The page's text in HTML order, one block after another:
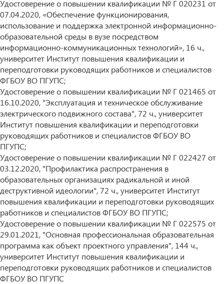
Удостоверение о повышении квалификации № Г 020231 от
07.04.2020, «Обеспечение функционирования,
использование и поддержка электронной информационно-
образовательной среды в вузе посредством
информационно-коммуникационных технологий», 16 ч.,
университет Институт повышения квалификации и
переподготовки руководящих работников и специалистов
ФГБОУ ВО ПГУПС;
Удостоверение о повышении квалификации № Г 021465 от
16.10.2020, "Эксплуатация и техническое обслуживание
электрического подвижного состава", 72 ч., университет
Институт повышения квалификации и переподготовки
руководящих работников и специалистов ФГБОУ ВО
ПГУПС;
Удостоверение о повышении квалификации № Г 022427 от
03.12.2020, "Профилактика распространения в
образовательных организациях радикальной и иной
деструктивной идеологии", 72 ч., университет Институт
повышения квалификации и переподготовки руководящих
работников и специалистов ФГБОУ ВО ПГУПС;
Удостоверение о повышении квалификации № Г 022575 от
29.01.2021, "Основная профессиональная образовательная
программа как объект проектного управления", 144 ч.,
университет Институт повышения квалификации и
переподготовки руководящих работников и специалистов
ФГБОУ ВО ПГУПС